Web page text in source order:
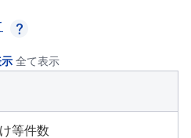
全て表示
等件数